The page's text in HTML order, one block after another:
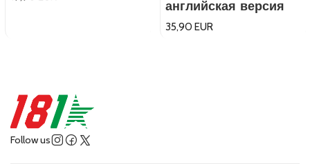
английская версия
35,90 EUR
Follow us